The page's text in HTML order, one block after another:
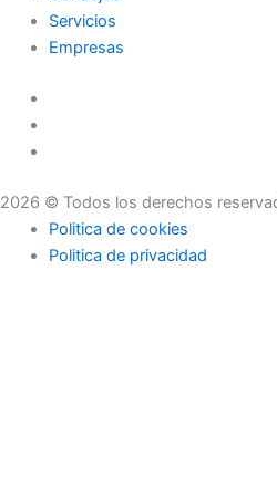
Servicios
Empresas
2026 © Todos los derechos
Politica de cookies
Politica de privacidad